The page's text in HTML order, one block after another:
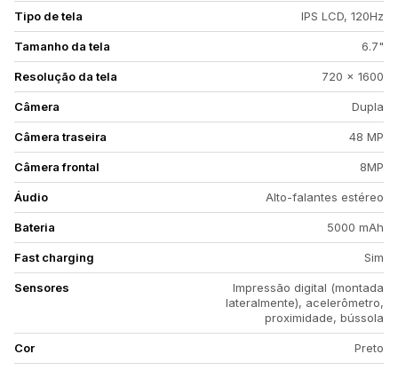
Tipo de tela IPS LCD, 120Hz
Tamanho da tela 6.7"
Resolução da tela 720 x 1600
Câmera Dupla
Câmera traseira 48 MP
Câmera frontal 8MP
Áudio Alto-falantes estéreo
Bateria 5000 mAh
Fast charging Sim
Sensores
Impressão digital (montada
lateralmente), acelerômetro,
proximidade, bússola
Cor Preto